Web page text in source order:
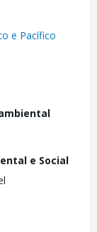
e Pacífico
e Social